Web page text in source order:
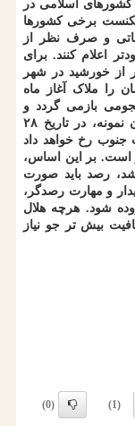
کشورهای اسلامی در
برخی کشورها
و صرف نظر از
اعلام کنند. برای
زودتر از خورشید در شهر
را ملاک آغاز ماه
بازمی گردد و
ارتباطی با رویت هلال ندارد. به اجمال، بعنوان نمونه، در تاریخ ۲۸
رخ خواهد داد
است. بر این اساس،
رصد باید صورت
و مهارت رصدگر،
شود. هرچه هلال
بیش تر جو نیاز
(1)
(0)